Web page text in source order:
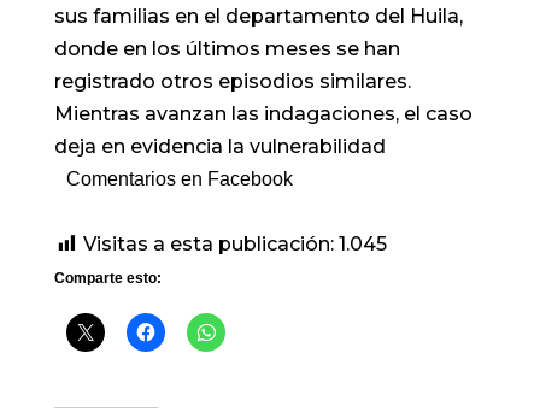
sus familias en el departamento del Huila,
donde en los últimos meses se han
registrado otros episodios similares.
Mientras avanzan las indagaciones, el caso
deja en evidencia la vulnerabilidad
Comentarios en Facebook
Visitas a esta publicación: 1.045
Comparte esto: